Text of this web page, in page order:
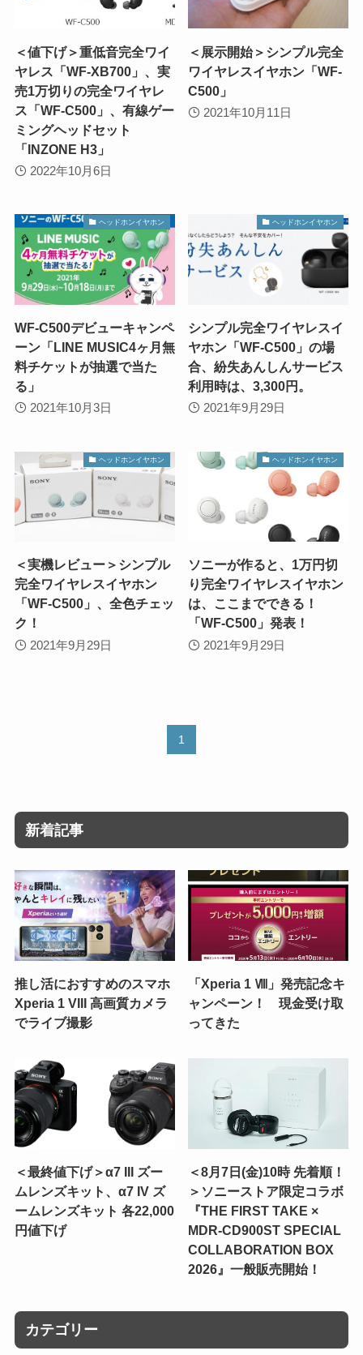
＜値下げ＞重低音完全ワイ
ヤレス「WF-XB700」、実
売1万切りの完全ワイヤレ
ス「WF-C500」、有線ゲー
ミングヘッドセット
「INZONE H3」
2022年10月6日
＜展示開始＞シンプル完全
ワイヤレスイヤホン「WF-
C500」
2021年10月11日
ヘッドホンイヤホン
WF-C500デビューキャンペ
ーン「LINE MUSIC4ヶ月無
料チケットが抽選で当た
る」
2021年10月3日
ヘッドホンイヤホン
シンプル完全ワイヤレスイ
ヤホン「WF-C500」の場
合、紛失あんしんサービス
利用時は、3,300円。
2021年9月29日
ヘッドホンイヤホン
＜実機レビュー＞シンプル
完全ワイヤレスイヤホン
「WF-C500」、全色チェッ
ク！
2021年9月29日
ヘッドホンイヤホン
ソニーが作ると、1万円切
り完全ワイヤレスイヤホン
は、ここまでできる！
「WF-C500」発表！
2021年9月29日
1
新着記事
推し活におすすめのスマホ
Xperia 1 VIII 高画質カメラ
でライブ撮影
「Xperia 1 Ⅷ」発売記念キ
ャンペーン！ 現金受け取
ってきた
＜最終値下げ＞α7 III ズー
ムレンズキット、α7 IV ズ
ームレンズキット 各22,000
円値下げ
＜8月7日(金)10時 先着順！
＞ソニーストア限定コラボ
『THE FIRST TAKE ×
MDR-CD900ST SPECIAL
COLLABORATION BOX
2026』一般販売開始！
カテゴリー